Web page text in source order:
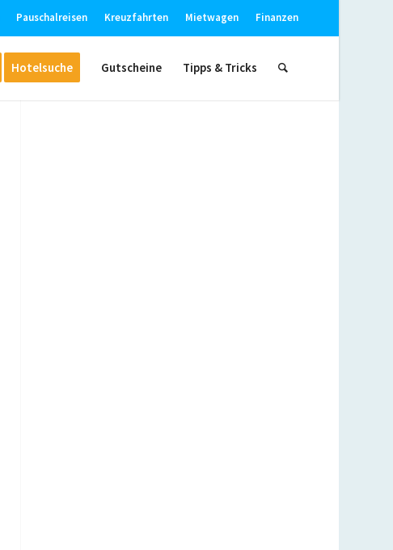
Pauschalreisen Kreuzfahrten Mietwagen Finanzen
Hotelsuche Gutscheine Tipps & Tricks